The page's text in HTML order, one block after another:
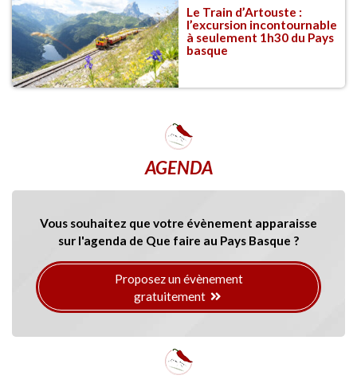
Le Train d’Artouste :
l’excursion incontournable
à seulement 1h30 du Pays
basque
AGENDA
Vous souhaitez que votre évènement apparaisse
sur l'agenda de Que faire au Pays Basque ?
Proposez un évènement
gratuitement